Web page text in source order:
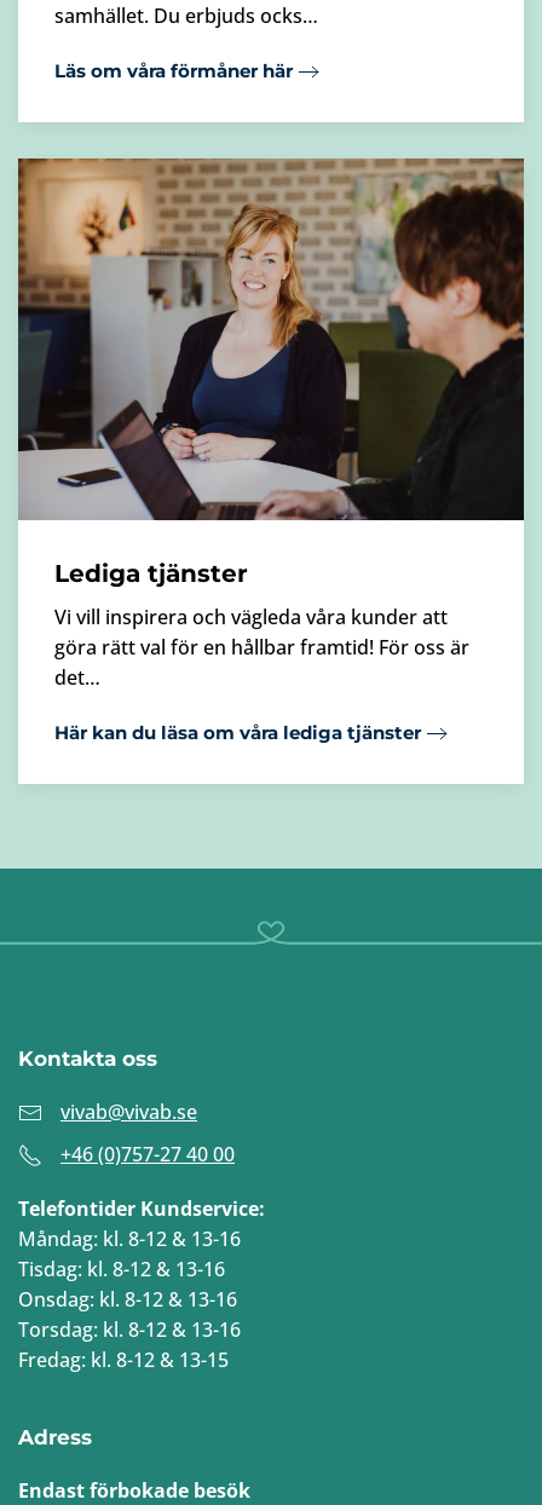
samhället. Du erbjuds ocks…
Läs om våra förmåner här
Lediga tjänster
Vi vill inspirera och vägleda våra kunder att
göra rätt val för en hållbar framtid! För oss är
det…
Här kan du läsa om våra lediga tjänster
Kontakta oss
vivab@vivab.se
+46 (0)757-27 40 00
Telefontider Kundservice:
Måndag: kl. 8-12 & 13-16
Tisdag: kl. 8-12 & 13-16
Onsdag: kl. 8-12 & 13-16
Torsdag: kl. 8-12 & 13-16
Fredag: kl. 8-12 & 13-15
Adress
Endast förbokade besök